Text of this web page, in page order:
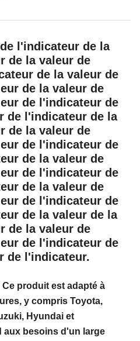
l'indicateur de la
de la valeur de
de la valeur de
de la valeur de
de l'indicateur de
de l'indicateur de la
de la valeur de
de l'indicateur de
de la valeur de
de l'indicateur de
de la valeur de
de l'indicateur de
de la valeur de la
de la valeur de
de l'indicateur de
de l'indicateur.
produit est adapté à
y compris Toyota,
Hyundai et
aux besoins d'un large